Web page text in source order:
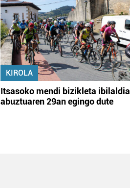
KIROLA
Itsasoko mendi bizikleta ibilaldia
abuztuaren 29an egingo dute